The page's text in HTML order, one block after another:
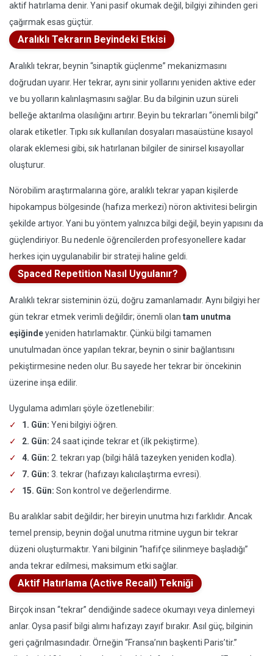
aktif hatırlama denir. Yani pasif okumak değil, bilgiyi zihinden geri
çağırmak esas güçtür.
Aralıklı Tekrarın Beyindeki Etkisi
Aralıklı tekrar, beynin “sinaptik güçlenme” mekanizmasını
doğrudan uyarır. Her tekrar, aynı sinir yollarını yeniden aktive eder
ve bu yolların kalınlaşmasını sağlar. Bu da bilginin uzun süreli
belleğe aktarılma olasılığını artırır. Beyin bu tekrarları “önemli bilgi”
olarak etiketler. Tıpkı sık kullanılan dosyaları masaüstüne kısayol
olarak eklemesi gibi, sık hatırlanan bilgiler de sinirsel kısayollar
oluşturur.
Nörobilim araştırmalarına göre, aralıklı tekrar yapan kişilerde
hipokampus bölgesinde (hafıza merkezi) nöron aktivitesi belirgin
şekilde artıyor. Yani bu yöntem yalnızca bilgi değil, beyin yapısını da
güçlendiriyor. Bu nedenle öğrencilerden profesyonellere kadar
herkes için uygulanabilir bir strateji haline geldi.
Spaced Repetition Nasıl Uygulanır?
Aralıklı tekrar sisteminin özü, doğru zamanlamadır. Aynı bilgiyi her
gün tekrar etmek verimli değildir; önemli olan tam unutma
eşiğindeyeniden hatırlamaktır. Çünkü bilgi tamamen
unutulmadan önce yapılan tekrar, beynin o sinir bağlantısını
pekiştirmesine neden olur. Bu sayede her tekrar bir öncekinin
üzerine inşa edilir.
Uygulama adımları şöyle özetlenebilir:
1. Gün: Yeni bilgiyi öğren.
2. Gün: 24 saat içinde tekrar et (ilk pekiştirme).
4. Gün: 2. tekrarı yap (bilgi hâlâ tazeyken yeniden kodla).
7. Gün: 3. tekrar (hafızayı kalıcılaştırma evresi).
15. Gün: Son kontrol ve değerlendirme.
Bu aralıklar sabit değildir; her bireyin unutma hızı farklıdır. Ancak
temel prensip, beynin doğal unutma ritmine uygun bir tekrar
düzeni oluşturmaktır. Yani bilginin “hafifçe silinmeye başladığı”
anda tekrar edilmesi, maksimum etki sağlar.
Aktif Hatırlama (Active Recall) Tekniği
Birçok insan “tekrar” dendiğinde sadece okumayı veya dinlemeyi
anlar. Oysa pasif bilgi alımı hafızayı zayıf bırakır. Asıl güç, bilginin
geri çağrılmasındadır. Örneğin “Fransa’nın başkenti Paris’tir.”